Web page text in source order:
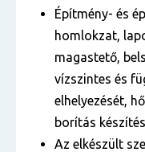
Építmény- és
homlokzat,
magastető,
vízszintes és
elhelyezését,
borítás
Az elkészült